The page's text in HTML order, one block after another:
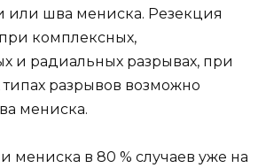
или шва мениска. Резекция
комплексных,
и радиальных разрывах, при
типах разрывов возможно
мениска.
мениска в 80 % случаев уже на